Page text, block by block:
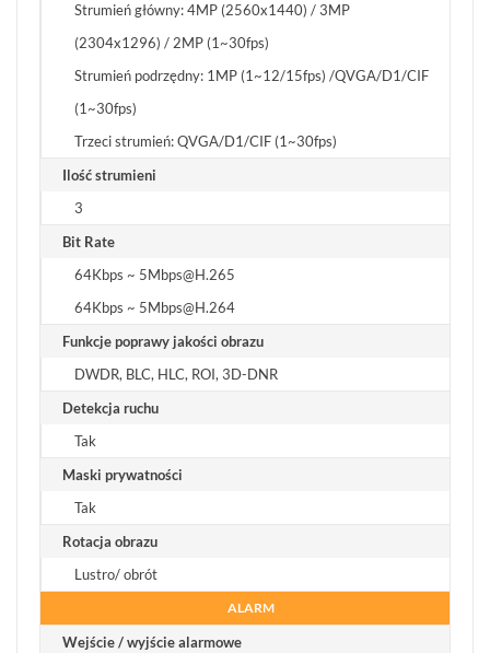
Strumień główny: 4MP (2560x1440) / 3MP
(2304x1296) / 2MP (1~30fps)
Strumień podrzędny: 1MP (1~12/15fps) /QVGA/D1/CIF
(1~30fps)
Trzeci strumień: QVGA/D1/CIF (1~30fps)
Ilość strumieni
3
Bit Rate
64Kbps ~ 5Mbps@H.265
64Kbps ~ 5Mbps@H.264
Funkcje poprawy jakości obrazu
DWDR, BLC, HLC, ROI, 3D-DNR
Detekcja ruchu
Tak
Maski prywatności
Tak
Rotacja obrazu
Lustro/ obrót
ALARM
Wejście / wyjście alarmowe